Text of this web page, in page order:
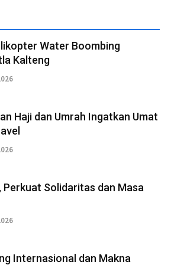
Water Boombing
Kalteng
Haji dan Umrah Ingatkan Umat
Perkuat Solidaritas dan Masa
Internasional dan Makna